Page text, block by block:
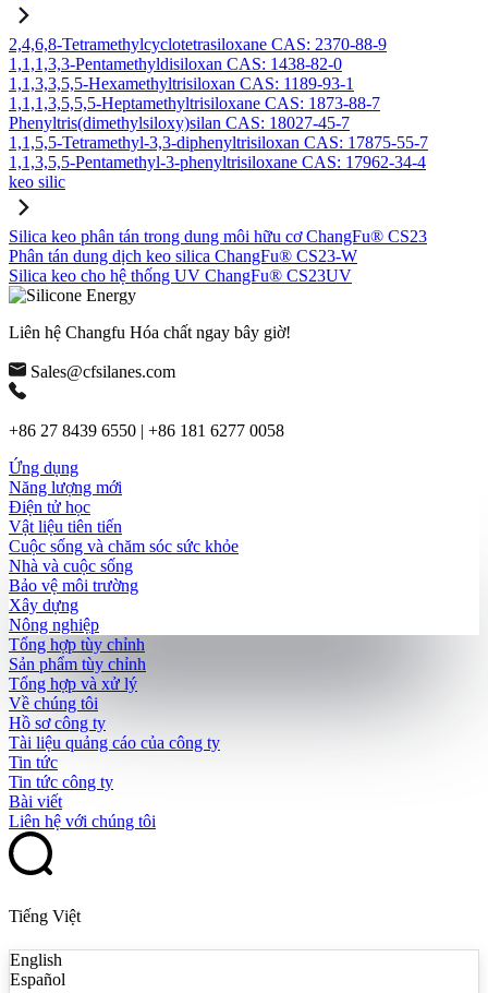
2,4,6,8-Tetramethylcyclotetrasiloxane CAS: 2370-88-9
1,1,1,3,3-Pentamethyldisiloxan CAS: 1438-82-0
1,1,3,3,5,5-Hexamethyltrisiloxan CAS: 1189-93-1
1,1,1,3,5,5,5-Heptamethyltrisiloxane CAS: 1873-88-7
Phenyltris(dimethylsiloxy)silan CAS: 18027-45-7
1,1,5,5-Tetramethyl-3,3-diphenyltrisiloxan CAS: 17875-55-7
1,1,3,5,5-Pentamethyl-3-phenyltrisiloxane CAS: 17962-34-4
keo silic
Silica keo phân tán trong dung môi hữu cơ ChangFu® CS23
Phân tán dung dịch keo silica ChangFu® CS23-W
Silica keo cho hệ thống UV ChangFu® CS23UV
Liên hệ Changfu Hóa chất ngay bây giờ!
Sales@cfsilanes.com
+86 27 8439 6550 | +86 181 6277 0058
Ứng dụng
Năng lượng mới
Điện tử học
Vật liệu tiên tiến
Cuộc sống và chăm sóc sức khỏe
Nhà và cuộc sống
Bảo vệ môi trường
Xây dựng
Nông nghiệp
Tổng hợp tùy chỉnh
Sản phẩm tùy chỉnh
Tổng hợp và xử lý
Về chúng tôi
Hồ sơ công ty
Tài liệu quảng cáo của công ty
Tin tức
Tin tức công ty
Bài viết
Liên hệ với chúng tôi
Tiếng Việt
English
Español